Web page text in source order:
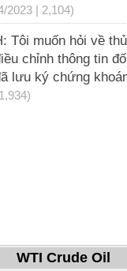
2023 | 2,104)
Tôi muốn hỏi về
chỉnh thông tin
lưu ký chứng
WTI Crude Oil